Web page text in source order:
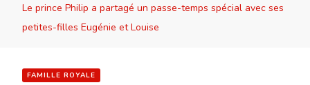
Le prince Philip a partagé un passe-temps spécial avec ses
petites-filles Eugénie et Louise
FAMILLE ROYALE